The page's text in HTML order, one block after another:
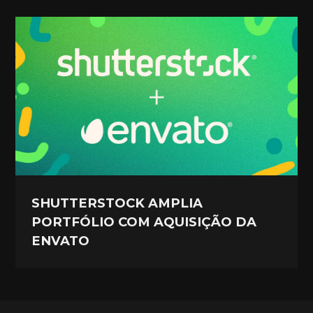
SHUTTERSTOCK AMPLIA
PORTFÓLIO COM AQUISIÇÃO DA
ENVATO